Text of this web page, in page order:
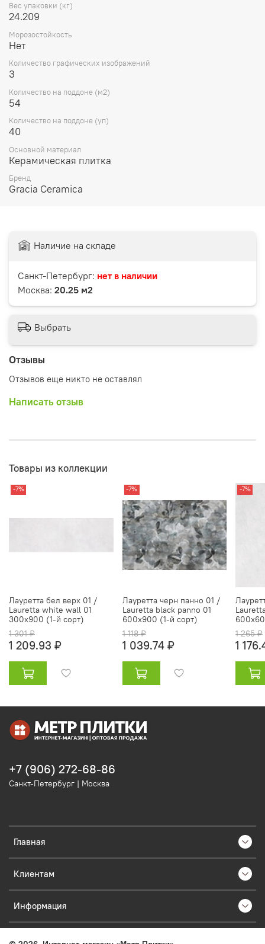
Вес упаковки (кг)
24.209
Морозостойкость
Нет
Количество графических изображений
3
Количество на поддоне (м2)
54
Количество на поддоне (уп)
40
Основной материал
Керамическая плитка
Бренд
Gracia Ceramica
Отзывы
Отзывов еще никто не оставлял
Написать отзыв
Наличие на складе
Санкт-Петербург: нет в наличии
Москва: 20.25 м2
Выбрать
Товары из коллекции
-7%
Лауретта бел верх 01 /
Lauretta white wall 01
300х900 (1-й сорт)
1 301 ₽
1 209.93 ₽
-7%
Лауретта черн панно 01 /
Lauretta black panno 01
600х900 (1-й сорт)
1 118 ₽
1 039.74 ₽
-7%
1 265 ₽
1
Главная
Клиентам
Информация
+7 (906) 272-68-86
Санкт-Петербург | Москва